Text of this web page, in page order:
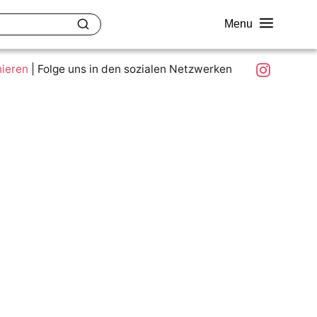
Menu
Was ist colour.education?
Ziele und Mitmachen
Folge uns in den sozialen Netzwerken Instagram